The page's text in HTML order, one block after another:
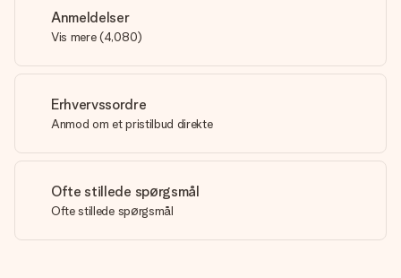
Anmeldelser
Vis mere (4,080)
Erhvervssordre
Anmod om et pristilbud direkte
Ofte stillede spørgsmål
Ofte stillede spørgsmål